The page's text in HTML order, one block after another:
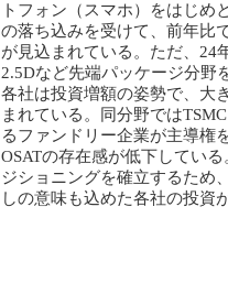
トフォン（スマホ）をはじめ
の落ち込みを受けて、前年比
が見込まれている。ただ、24
2.5Dなど先端パッケージ分野
各社は投資増額の姿勢で、大
まれている。同分野では
るファンドリー企業が主導権
OSATの存在感が低下してい
ジショニングを確立するため
しの意味も込めた各社の投資